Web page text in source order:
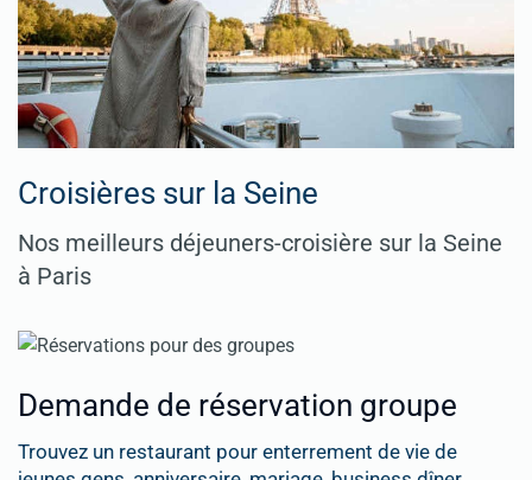
Croisières sur la Seine
Nos meilleurs déjeuners-croisière sur la Seine
à Paris
Demande de réservation groupe
Trouvez un restaurant pour enterrement de vie de